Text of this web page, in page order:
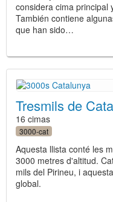
considera cima principal
También contiene
que han sido…
Tresmils de
16 cimas
3000-cat
Aquesta llista conté les
3000 metres d'altitud.
mils del Pirineu, i
global.